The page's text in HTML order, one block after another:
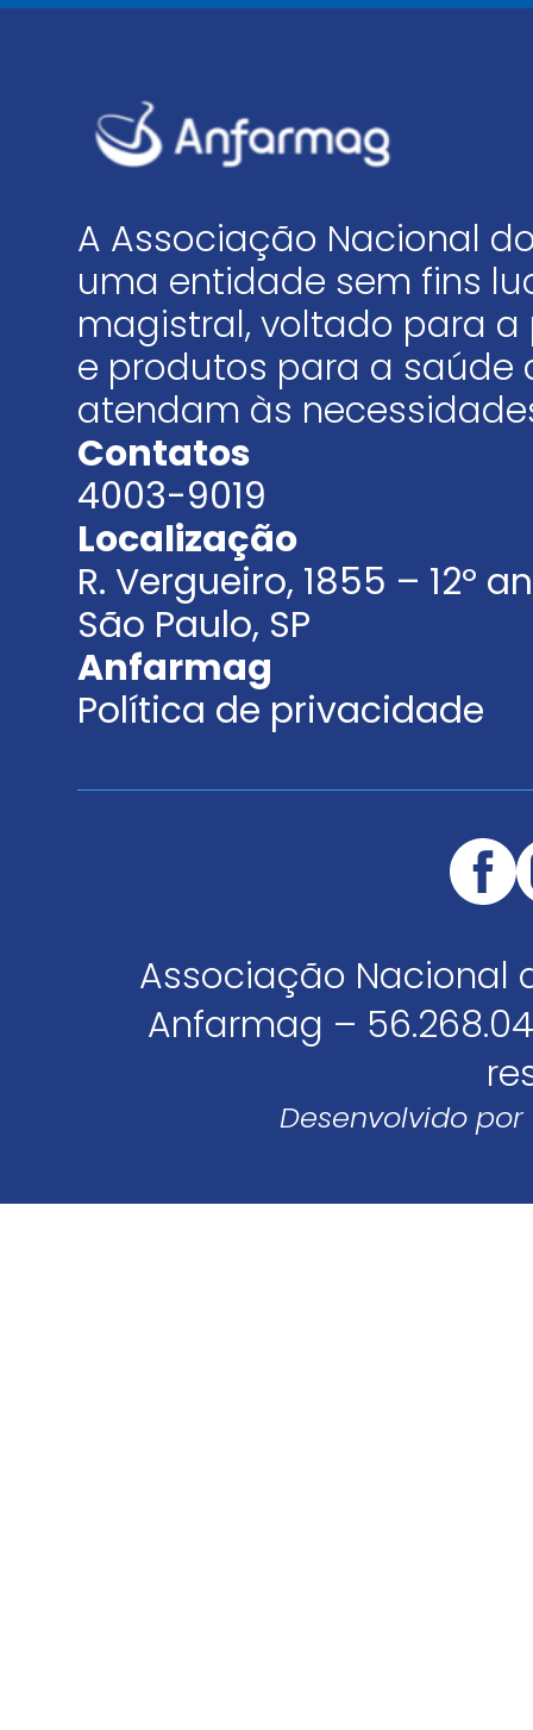
A Associação Nacional
uma entidade sem fins
magistral, voltado para
e produtos para a saúde
atendam às
Contatos
4003-9019
Localização
R. Vergueiro, 1855 – 12º
São Paulo, SP
Anfarmag
Política de privacidade
Associação Nacional
Anfarmag –
Desenvolvido por